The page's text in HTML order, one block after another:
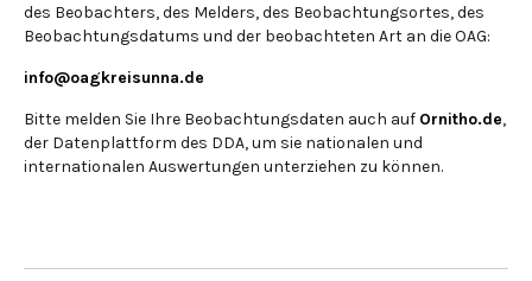
des Beobachters, des Melders, des Beobachtungsortes, des
Beobachtungsdatums und der beobachteten Art an die OAG:
info@oagkreisunna.de
Bitte melden Sie Ihre Beobachtungsdaten auch auf Ornitho.de,
der Datenplattform des DDA, um sie nationalen und
internationalen Auswertungen unterziehen zu können.